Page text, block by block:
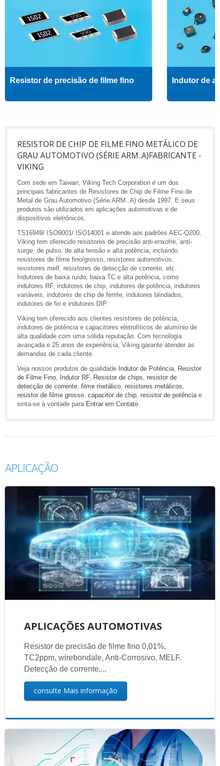
Resistor de precisão de filme fino Indutor de
RESISTOR DE CHIP DE FILME FINO METÁLICO DE
GRAU AUTOMOTIVO (SÉRIE ARM..A)FABRICANTE -
VIKING
Com sede em Taiwan, Viking Tech Corporation é um dos
principais fabricantes de Resistores de Chip de Filme Fino de
Metal de Grau Automotivo (Série ARM..A) desde 1997. E seus
produtos são utilizados em aplicações automotivas e de
dispositivos eletrônicos.
TS16949/ ISO9001/ ISO14001 e atende aos padrões AEC-Q200,
Viking tem oferecido resistores de precisão anti-enxofre, anti-
surge, de pulso, de alta tensão e alta potência, incluindo
resistores de filme fino/grosso, resistores automotivos,
resistores melf, resistores de detecção de corrente, etc.
Indutores de baixa ruído, baixa TC e alta potência, como
indutores RF, indutores de chip, indutores de potência, indutores
variáveis, indutores de chip de ferrite, indutores blindados,
indutores de fio e indutores DIP.
Viking tem oferecido aos clientes resistores de potência,
indutores de potência e capacitores eletrolíticos de alumínio de
alta qualidade com uma sólida reputação. Com tecnologia
avançada e 25 anos de experiência, Viking garante atender às
demandas de cada cliente.
Veja nossos produtos de qualidade Indutor de Potência
Resistor
de Filme Fino
Indutor RF, Resistor de chips resistor de
detecção de corrente filme metálico resistores metálicos
resistor de filme grosso capacitor de chip resistor de potência e
sinta-se à vontade para Entrar em Contato
APLICAÇÃO
APLICAÇÕES AUTOMOTIVAS
Resistor de precisão de filme fino 0,01%,
TC2ppm, wirebondale, Anti-Corrosivo, MELF.
Detecção de corrente,...
consulte Mais informação